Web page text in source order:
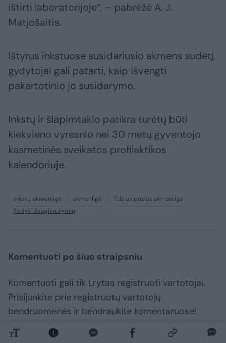
ištirti laboratorijoje“, – pabrėžė A. J.
Matjošaitis.
Ištyrus inkstuose susidariusio akmens sudėtį,
gydytojai gali patarti, kaip išvengti
pakartotinio jo susidarymo.
Inkstų ir šlapimtakio patikra turėtų būti
kiekvieno vyresnio nei 30 metų gyventojo
kasmetinės sveikatos profilaktikos
kalendoriuje.
inkstų akmenligė akmenligė
Tulžies pūslės akmenligė
Rodyti daugiau žymių
Komentuoti po šiuo straipsniu
Komentuoti gali tik Lrytas registruoti vartotojai.
Prisijunkite prie registruotų vartotojų
bendruomenės ir bendraukite komentaruose!